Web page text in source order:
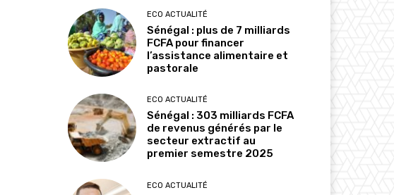
ECO ACTUALITÉ
Sénégal : plus de 7 milliards
FCFA pour financer
l’assistance alimentaire et
pastorale
ECO ACTUALITÉ
Sénégal : 303 milliards FCFA
de revenus générés par le
secteur extractif au
premier semestre 2025
ECO ACTUALITÉ